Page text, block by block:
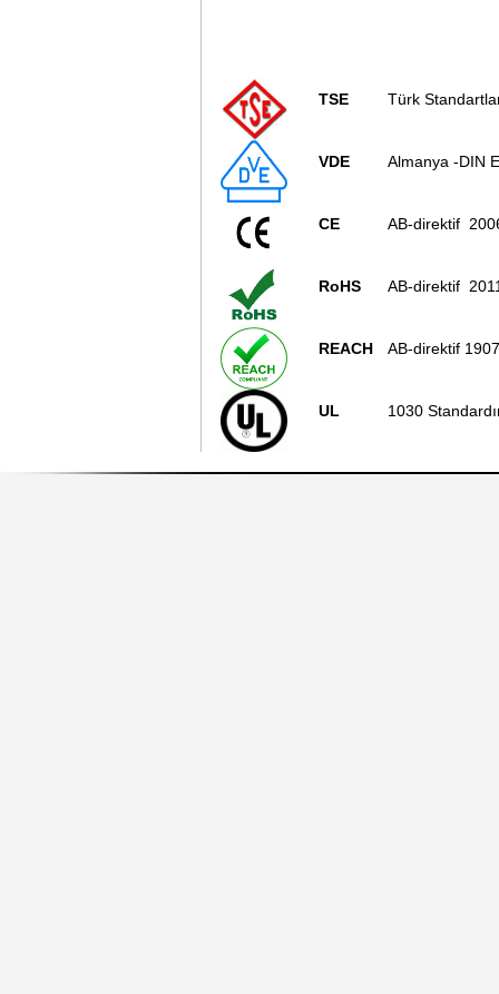
TSE Türk
VDE Almanya -DIN
CE AB-direktif
RoHS AB-direktif
REACH AB-direktif
UL 1030